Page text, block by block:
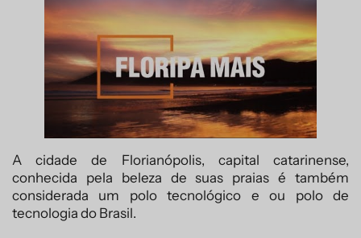
A cidade de Florianópolis, capital catarinense,
conhecida pela beleza de suas praias é também
considerada um polo tecnológico e ou polo de
tecnologia do Brasil.